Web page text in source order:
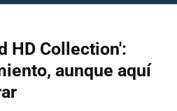
HD Collection':
aunque aquí